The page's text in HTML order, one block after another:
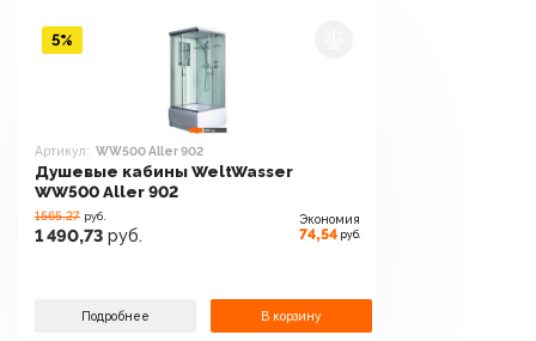
Артикул: WW500 Aller 902
Душевые кабины WeltWasser
WW500 Aller 902
1565.27 руб.
1 490,73 руб.
Экономия
74,54 руб.
Подробнее В корзину
5%